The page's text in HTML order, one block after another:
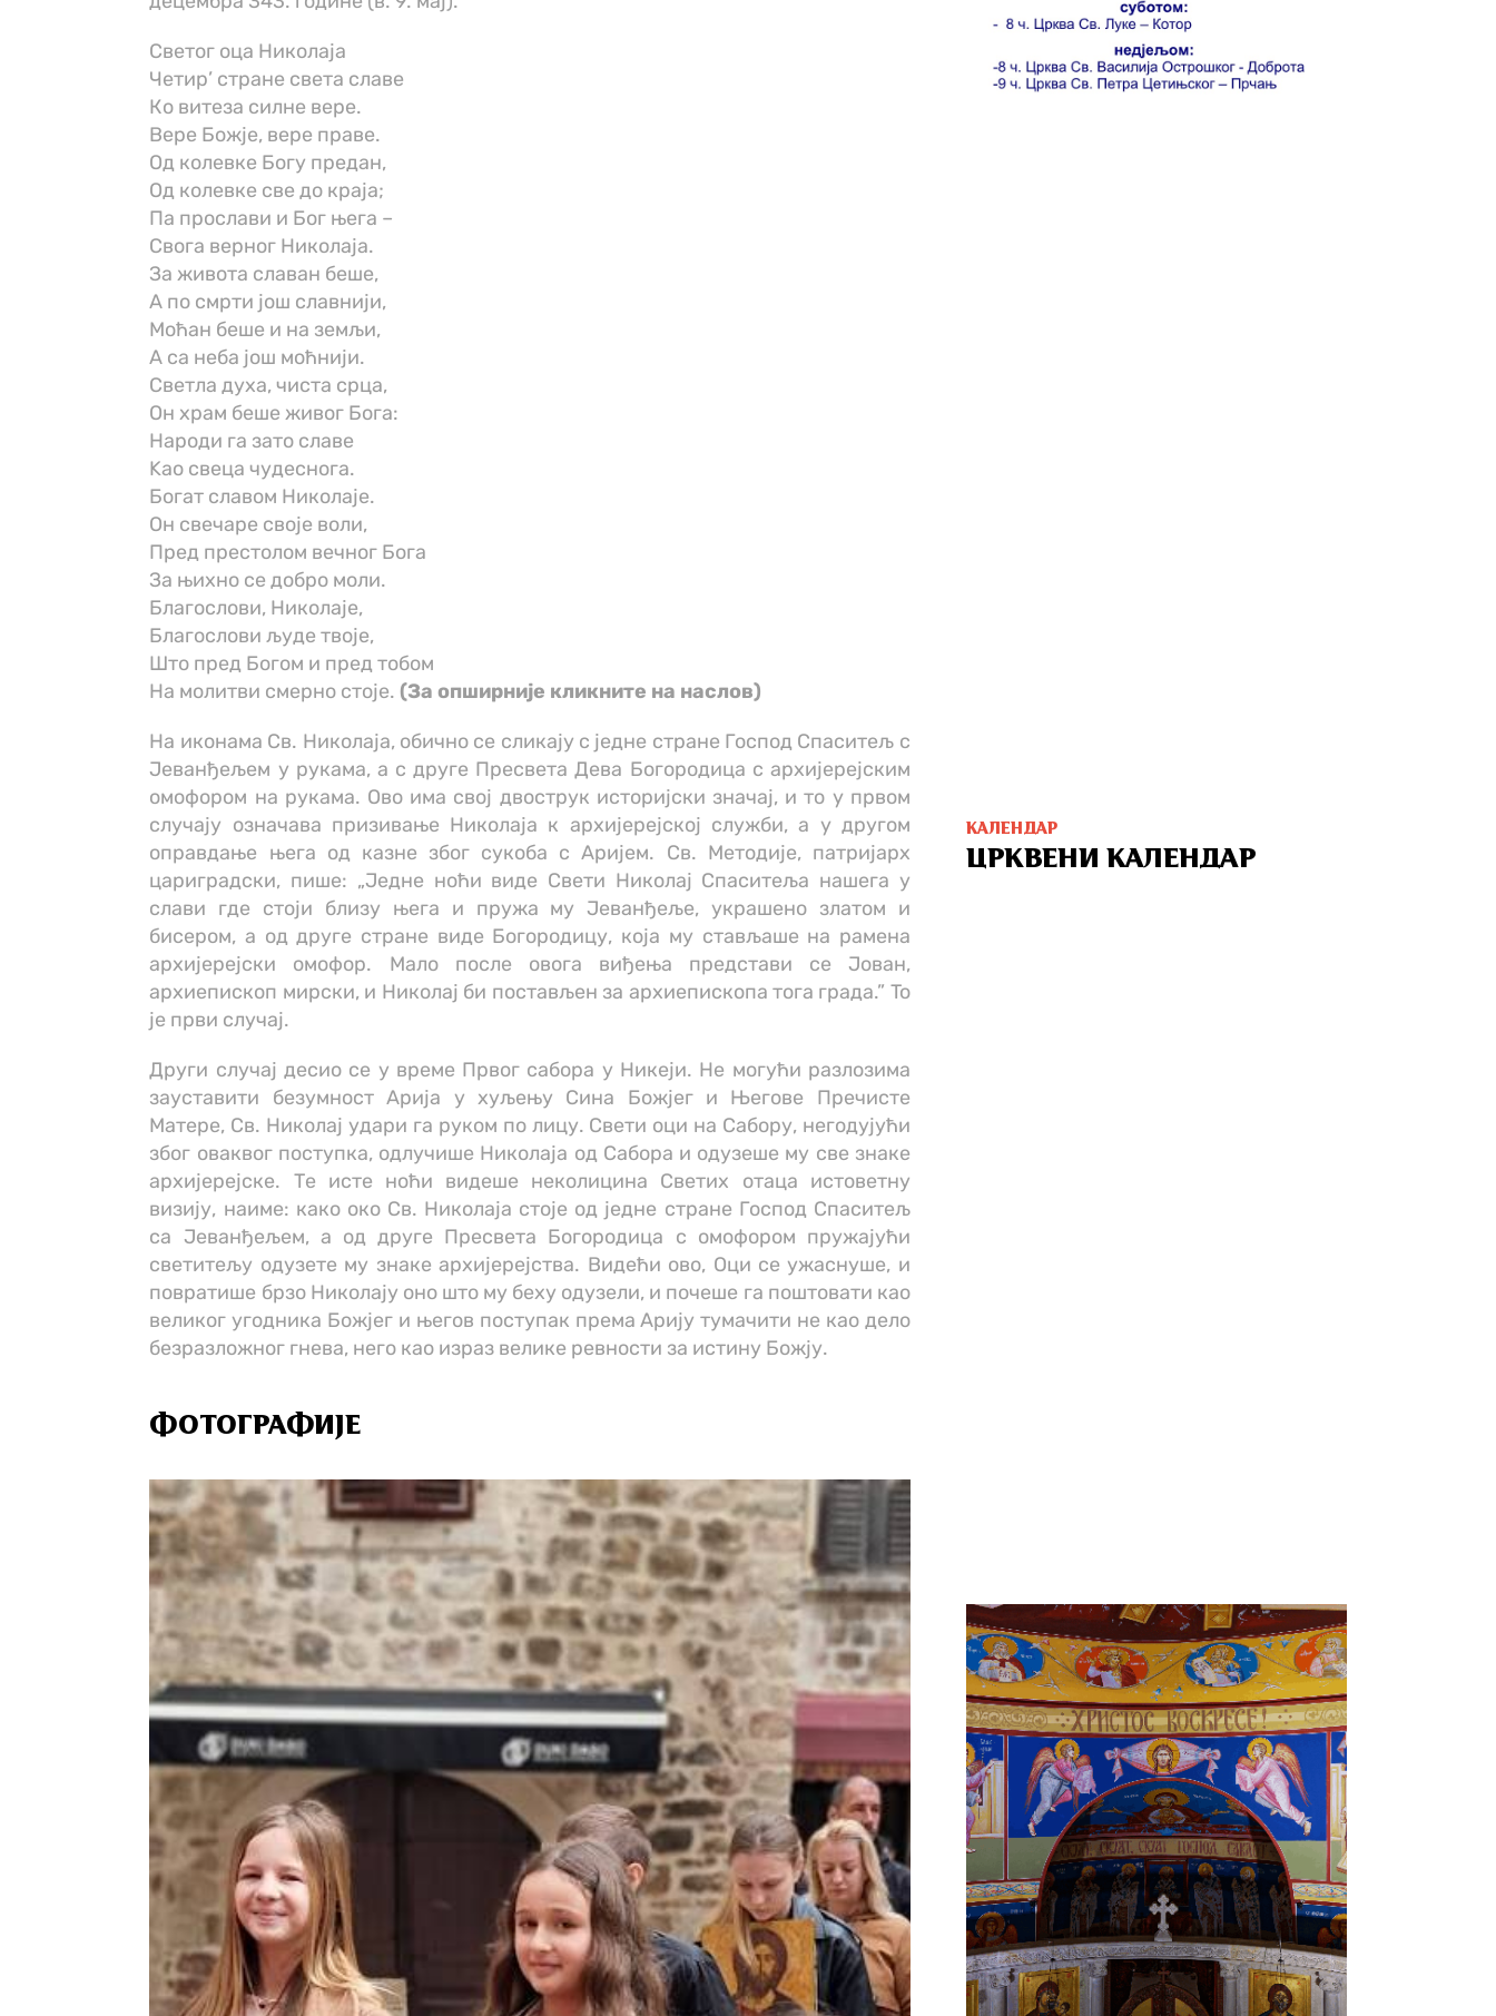
Светог оца Николаја
Четир’ стране света славе
Ко витеза силне вере.
Вере Божје, вере праве.
Од колевке Богу предан,
Од колевке све до краја;
Па прослави и Бог њега –
Свога верног Николаја.
За живота славан беше,
A пo смрти још славнији,
Моћан беше и на земљи,
A ca неба још моћнији.
Светла духа, чиста срца,
Он храм беше живог Бога:
Народи га зато славе
Kao свеца чудеснога.
Богат славом Николаје.
Он свечаре своје воли,
Пред престолом вечног Бога
За њихно се добро моли.
Благослови, Николаје,
Благослови људе твоје,
Што пред Богом и пред тобом
На молитви смерно стоје.(За опширније кликните на наслов)
На иконама Св. Николаја, обично се сликају c једне стране Господ Спаситељ c
Јеванђељем у рукама, a c друге Пресвета Дева Богородица c архијерејским
омофором на рукама. Ово има свој двострук историјски значај, и тo y првом
случају означава призивање Николаја к архијерејској служби, a y другом
оправдање њега од казне због сукоба c Аријем. Св. Методије, патријарх
цариградски, пише: „Једне ноћи виде Свети Николај Спаситеља нашега у
слави где стоји близу њега и пружа му Јеванђеље, украшено златом и
бисером, a од друге стране виде Богородицу, која му стављаше на рамена
архијерејски омофор. Мало после овога виђења представи се Јован,
архиепископ мирски, и Николај би постављен за архиепископа тога града.” To
je први случај.
Други случај десио се у време Првог сабора у Никеји. Нe могући разлозима
зауставити безумност Арија у хуљењу Сина Божјег и Његове Пречисте
Матере, Св. Николај удари га руком по лицу. Свети оци на Сабору, негодујући
због оваквог поступка, одлучише Николаја од Сабора и одузеше му све знаке
архијерејске. Те исте ноћи видеше неколицина Светих отаца истоветну
визију, наиме: како око Св. Николаја стоје од једне стране Господ Спаситељ
са Јеванђељем, a од друге Пресвета Богородица c омофором пружајући
светитељу одузете му знаке архијерејства. Видећи ово, Оци се ужаснуше, и
повратише брзо Николају оно што му беху одузели, и почеше га поштовати као
великог угодника Божјег и његов поступак према Арију тумачити не као дело
безразложног гнева, нeгo као израз велике ревности за истину Божју.
ФОТОГРАФИЈЕ
КАЛЕНДАР
ЦРКВЕНИ КАЛЕНДАР